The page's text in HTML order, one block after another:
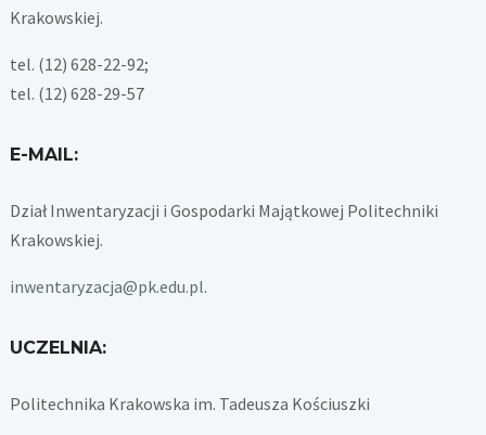
Krakowskiej.
tel. (12) 628-22-92;
tel. (12) 628-29-57
E-MAIL:
Dział Inwentaryzacji i Gospodarki Majątkowej Politechniki
Krakowskiej.
inwentaryzacja@pk.edu.pl.
UCZELNIA:
Politechnika Krakowska im. Tadeusza Kościuszki